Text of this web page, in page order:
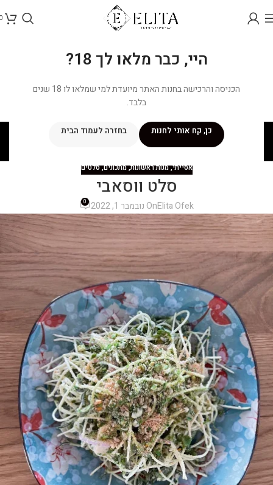
היי, כבר מלאו לך 18?
הכניסה והרכישה בחנות האתר מיועדת למי שמלאו לו 18 שנים
בלבד.
כן, קח אותי לחנות בחזרה לעמוד הביתבלוג
אסייתי,מנות ראשונות,מתכונים,סלטים
סלט ווסאבי
Elita OfekOn נובמבר 1, 2022 0